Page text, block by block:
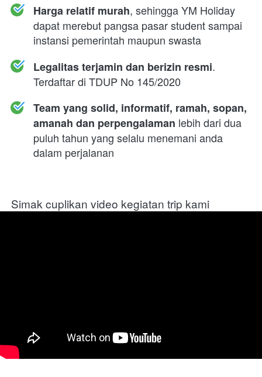
Harga relatif murah, sehingga YM Holiday
dapat merebut pangsa pasar student sampai
instansi pemerintah maupun swasta
Legalitas terjamin dan berizin resmi.
Terdaftar di TDUP No 145/2020
Team yang solid, informatif, ramah, sopan,
amanah dan perpengalaman lebih dari dua
puluh tahun yang selalu menemani anda
dalam perjalanan
Simak cuplikan video kegiatan trip kami